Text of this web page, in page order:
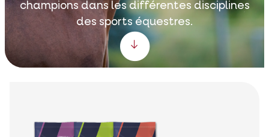
champions dans les différentes disciplines
des sports équestres.
Scroll down